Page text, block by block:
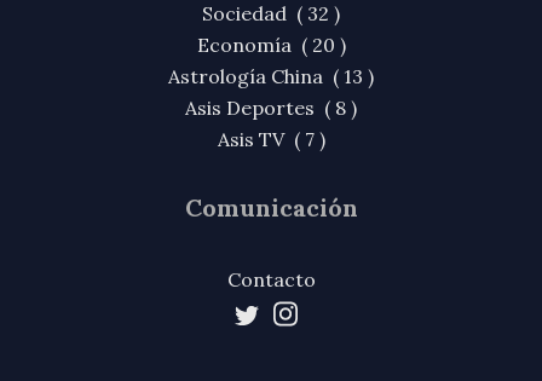
Sociedad ( 32 )
Economía ( 20 )
Astrología China ( 13 )
Asis Deportes ( 8 )
Asis TV ( 7 )
Comunicación
Contacto